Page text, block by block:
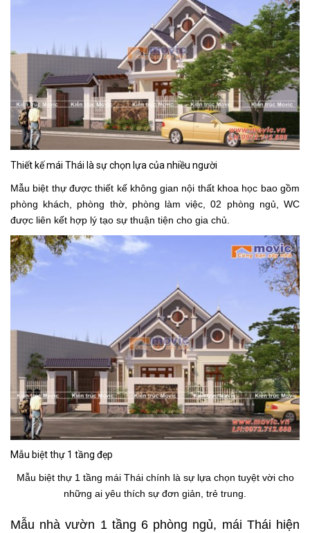
Thiết kế mái Thái là sự chọn lựa của nhiều người
Mẫu biệt thự được thiết kế không gian nội thất khoa học bao gồm
phòng khách, phòng thờ, phòng làm việc, 02 phòng ngủ, WC
được liên kết hợp lý tạo sự thuận tiện cho gia chủ.
Mẫu biệt thự 1 tầng đẹp
Mẫu biệt thự 1 tầng mái Thái chính là sự lựa chọn tuyệt vời cho
những ai yêu thích sự đơn giản, trẻ trung.
Mẫu nhà vườn 1 tầng 6 phòng ngủ, mái Thái hiện